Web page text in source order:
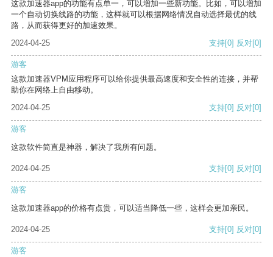
这款加速器app的功能有点单一，可以增加一些新功能。比如，可以增加
一个自动切换线路的功能，这样就可以根据网络情况自动选择最优的线
路，从而获得更好的加速效果。
2024-04-25
支持[0] 反对[0]
游客
这款加速器VPM应用程序可以给你提供最高速度和安全性的连接，并帮
助你在网络上自由移动。
2024-04-25
支持[0] 反对[0]
游客
这款软件简直是神器，解决了我所有问题。
2024-04-25 支持[0] 反对[0]
游客
这款加速器app的价格有点贵，可以适当降低一些，这样会更加亲民。
2024-04-25 支持[0] 反对[0]
游客